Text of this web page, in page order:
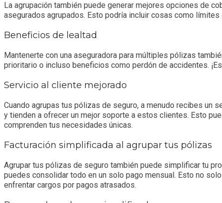
La agrupación también puede generar mejores opciones de
asegurados agrupados. Esto podría incluir cosas como
Beneficios de lealtad
Mantenerte con una aseguradora para múltiples pólizas
prioritario o incluso beneficios como perdón de accidentes.
Servicio al cliente mejorado
Cuando agrupas tus pólizas de seguro, a menudo recibes un
y tienden a ofrecer un mejor soporte a estos clientes. Esto
comprenden tus necesidades únicas.
Facturación simplificada al agrupar tus pólizas
Agrupar tus pólizas de seguro también puede simplificar tu
puedes consolidar todo en un solo pago mensual. Esto no
enfrentar cargos por pagos atrasados.